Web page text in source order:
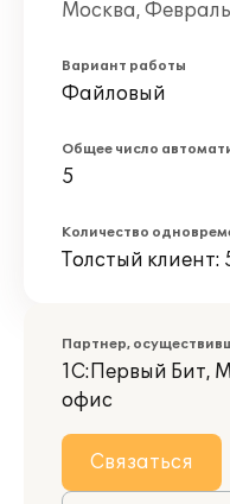
Москва,
Вариант работы
Файловый
Общее число
5
Количество
Толстый клиент:
Партнер,
1С:Первый Бит,
офис
Связаться